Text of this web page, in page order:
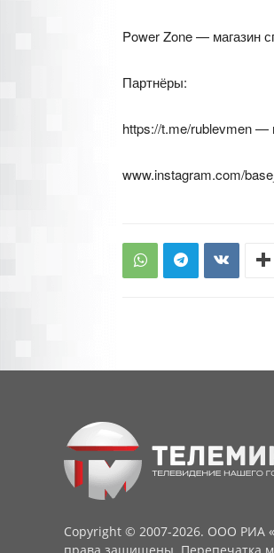
Power Zone — магазин
Партнёры:
https://t.me/rublevmen —
www.instagram.com/
Copyright © 2007-2026. ООО РИА